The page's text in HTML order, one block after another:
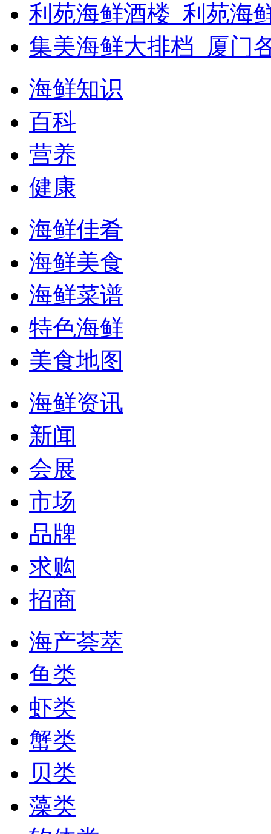
利苑海鲜酒楼_利苑海
集美海鲜大排档_厦门
海鲜知识
百科
营养
健康
海鲜佳肴
海鲜美食
海鲜菜谱
特色海鲜
美食地图
海鲜资讯
新闻
会展
市场
品牌
求购
招商
海产荟萃
鱼类
虾类
蟹类
贝类
藻类